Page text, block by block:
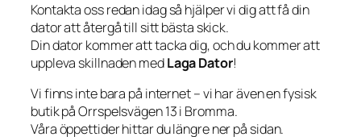
Kontakta oss redan idag så hjälper vi dig att få din
dator att återgå till sitt bästa skick.
Din dator kommer att tacka dig, och du kommer att
uppleva skillnaden medLaga Dator!
Vi finns inte bara på internet – vi har även en fysisk
butik på Orrspelsvägen 13 i Bromma.
Våra öppettider hittar du längre ner på sidan.